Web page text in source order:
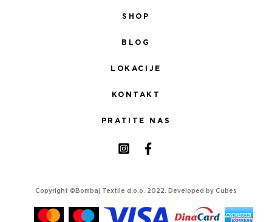
SHOP
BLOG
LOKACIJE
KONTAKT
PRATITE NAS
Copyright ©Bombaj Textile d.o.o. 2022. Developed by Cubes